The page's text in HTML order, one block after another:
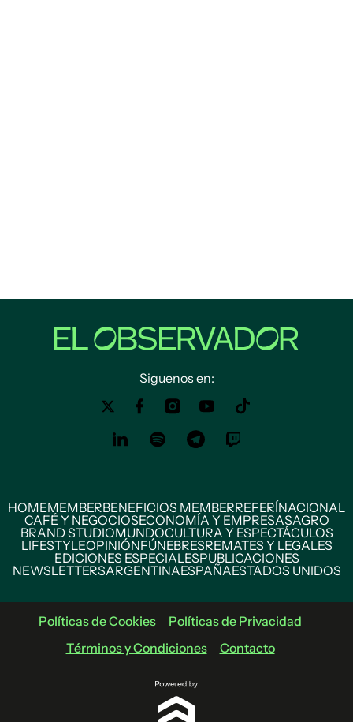
Siguenos en:
HOMEMEMBERBENEFICIOS MEMBERREFERÍNACIONAL
CAFÉ Y NEGOCIOSECONOMÍA Y EMPRESASAGRO
BRAND STUDIOMUNDOCULTURA Y ESPECTÁCULOS
LIFESTYLEOPINIÓNFÚNEBRESREMATES Y LEGALES
EDICIONES ESPECIALESPUBLICACIONES
NEWSLETTERSARGENTINAESPAÑAESTADOS UNIDOS
Políticas de Cookies
Políticas de Privacidad
Términos y Condiciones
Contacto